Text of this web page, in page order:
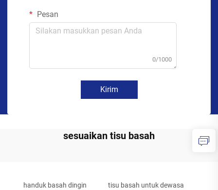
Pesan
0/1000
Kirim
sesuaikan tisu basah
handuk basah dingin tisu basah untuk dewasa